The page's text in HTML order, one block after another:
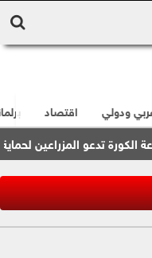
ودولي اقتصاد
تدعو المزراعين لحماية